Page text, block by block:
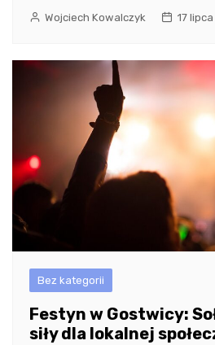
Wojciech Kowalczyk 17
Bez kategorii
Festyn w Gostwicy:
siły dla lokalnej